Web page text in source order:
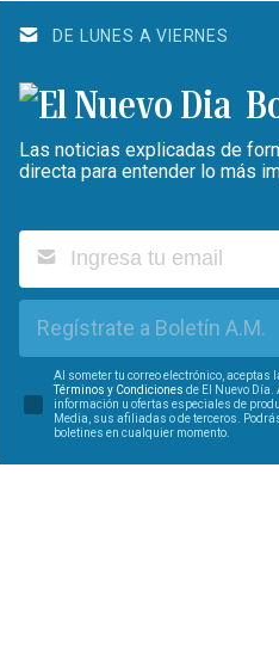
DE LUNES A VIERNES
Las noticias explicadas de
directa para entender lo más
Regístrate a Boletín A.M.
Al someter tu correo electrónico, aceptas
Términos y Condiciones de El Nuevo
información u ofertas especiales de
Media, sus afiliadas o de terceros.
boletines en cualquier momento.